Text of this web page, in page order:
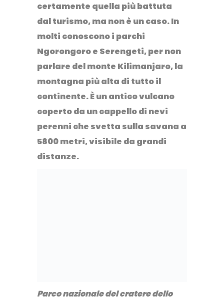
certamente quella più battuta
dal turismo,ma non è un caso. In
molti conoscono i parchi
Ngorongoro e Serengeti, per non
parlare delmonte Kilimanjaro, la
montagna più alta di tutto il
continente. È un antico vulcano
coperto da un cappello di nevi
perenni che svetta sulla savana a
5800 metri, visibile da grandi
distanze.
Parco nazionale del cratere dello